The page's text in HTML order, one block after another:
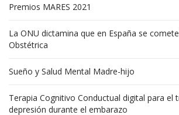
Premios MARES 2021
La ONU dictamina que en España se
Obstétrica
Sueño y Salud Mental Madre-hijo
Terapia Cognitivo Conductual digital para el
depresión durante el embarazo